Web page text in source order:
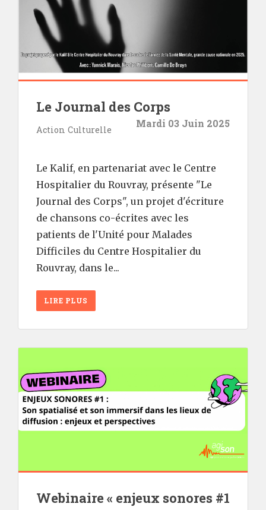
Le Journal des Corps
Action Culturelle
Mardi 03 Juin 2025
Le Kalif, en partenariat avec le Centre
Hospitalier du Rouvray, présente "Le
Journal des Corps", un projet d'écriture
de chansons co-écrites avec les
patients de l'Unité pour Malades
Difficiles du Centre Hospitalier du
Rouvray, dans le...
LIRE PLUS
Webinaire « enjeux sonores #1